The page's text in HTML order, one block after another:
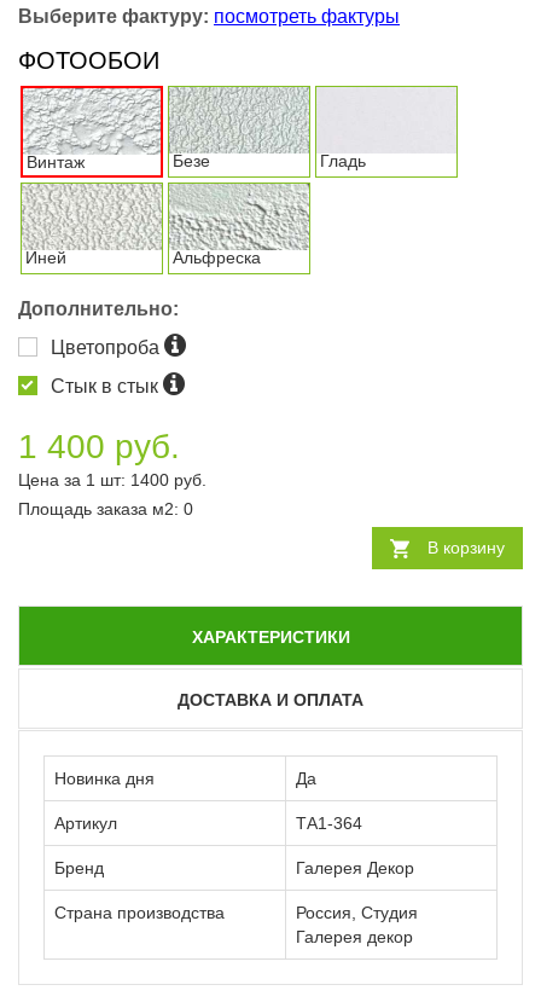
Выберите фактуру: посмотреть фактуры
ФОТООБОИ
Винтаж Безе Гладь
Иней Альфреска
Дополнительно:
Цветопроба
Стык в стык
1 400 руб.
Цена за 1 шт: 1400 руб.
Площадь заказа м2: 0
В корзину
ХАРАКТЕРИСТИКИ
ДОСТАВКА И ОПЛАТА
Новинка дня Да
Артикул ТА1-364
Бренд Галерея Декор
Страна производства
Россия, Студия
Галерея декор